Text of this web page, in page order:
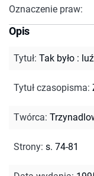
Oznaczenie praw:
Opis
Tytuł: Tak było :
Tytuł czasopisma:
Twórca:
Strony: s. 74-81